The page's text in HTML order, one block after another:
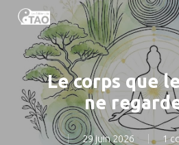
Skip
main
content Le corps que
ne
29 juin 2026 1